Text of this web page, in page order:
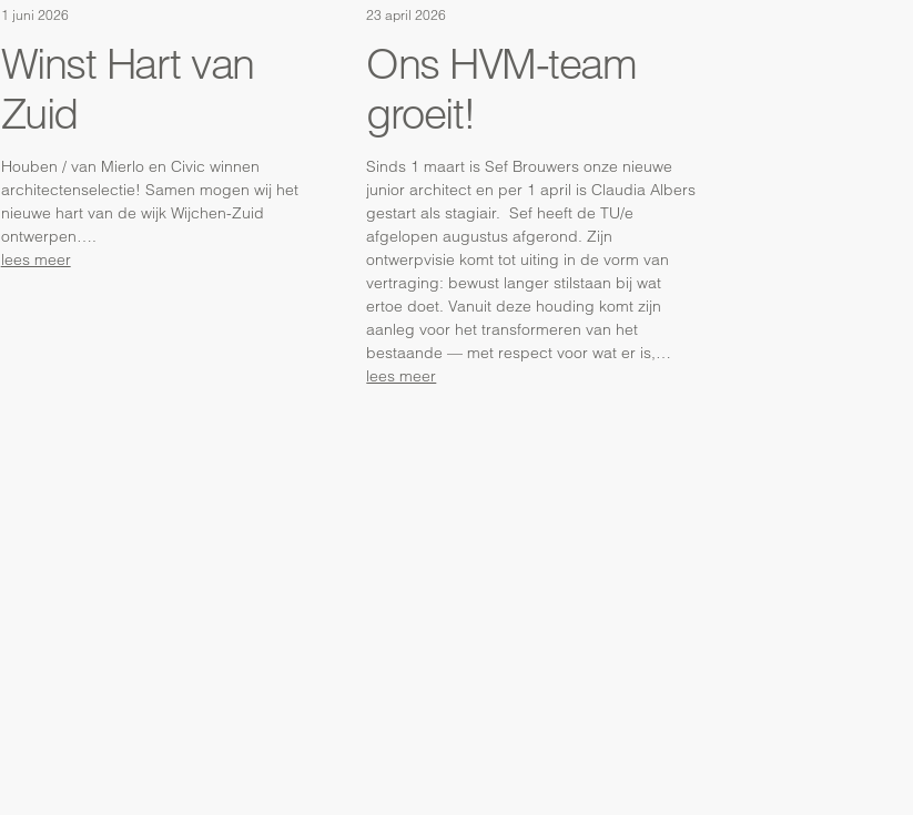
1 juni 2026
Winst Hart van
Zuid
Houben / van Mierlo en Civic winnen
architectenselectie! Samen mogen wij het
nieuwe hart van de wijk Wijchen-Zuid
ontwerpen….
lees meer
23 april 2026
Ons HVM-team
groeit!
Sinds 1 maart is Sef Brouwers onze nieuwe
junior architect en per 1 april is Claudia Albers
gestart als stagiair. Sef heeft de TU/e
afgelopen augustus afgerond. Zijn
ontwerpvisie komt tot uiting in de vorm van
vertraging: bewust langer stilstaan bij wat
ertoe doet. Vanuit deze houding komt zijn
aanleg voor het transformeren van het
bestaande — met respect voor wat er is,…
lees meer